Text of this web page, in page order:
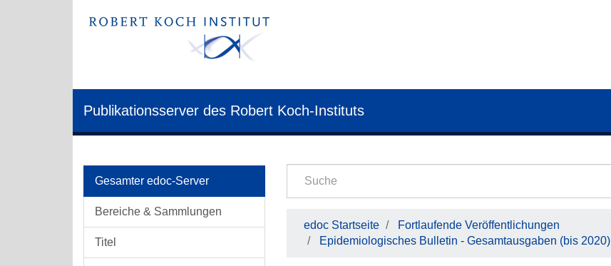
Publikationsserver des Robert Koch-Instituts
Gesamter edoc-Server
Bereiche & Sammlungen
Titel
edoc Startseite
Fortlaufende Veröffentlichungen
Epidemiologisches Bulletin - Gesamtausgaben (bis 2020)